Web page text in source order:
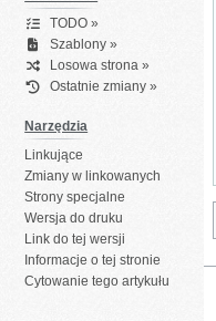
TODO »
Szablony »
Losowa strona »
Ostatnie zmiany »
Narzędzia
Linkujące
Zmiany w linkowanych
Strony specjalne
Wersja do druku
Link do tej wersji
Informacje o tej stronie
Cytowanie tego artykułu